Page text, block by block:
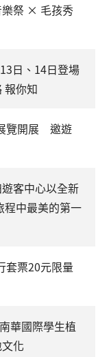
祭 × 毛孩秀
日、14日登場
報你知
覽開展 邀遊
客中心以全新
程中最美的第一
套票20元限量
華國際學生植
化